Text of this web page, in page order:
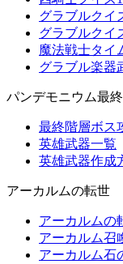
グラブルクイ
グラブルクイ
魔法戦士タイ
グラブル楽器
パンデモニウム最
最終階層ボス
英雄武器一覧
英雄武器作成
アーカルムの転世
アーカルムの
アーカルム召
アーカルム石